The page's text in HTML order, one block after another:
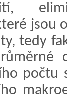
jsou
tedy
počtu